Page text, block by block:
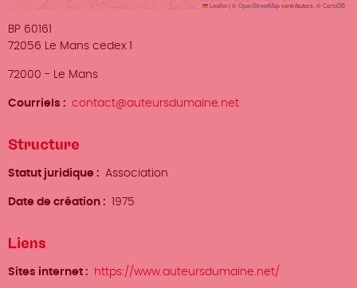
Leaflet| ©OpenStreetMapcontributors, ©CartoDB
Adresse
BP 60161
72056 Le Mans cedex 1
Ville
72000 - Le Mans
Courriels contact@auteursdumaine.net
Structure
Statut juridique Association
Date de création 1975
Liens
Sites internet https://www.auteursdumaine.net/